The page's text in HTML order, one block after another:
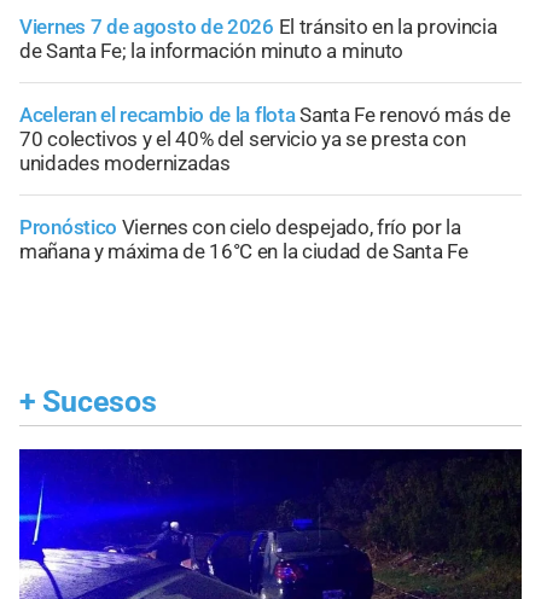
Viernes 7 de agosto de 2026 El tránsito en la provincia
de Santa Fe; la información minuto a minuto
Aceleran el recambio de la flotaSanta Fe renovó más de
70 colectivos y el 40% del servicio ya se presta con
unidades modernizadas
Pronóstico Viernes con cielo despejado, frío por la
mañana y máxima de 16°C en la ciudad de Santa Fe
+ Sucesos